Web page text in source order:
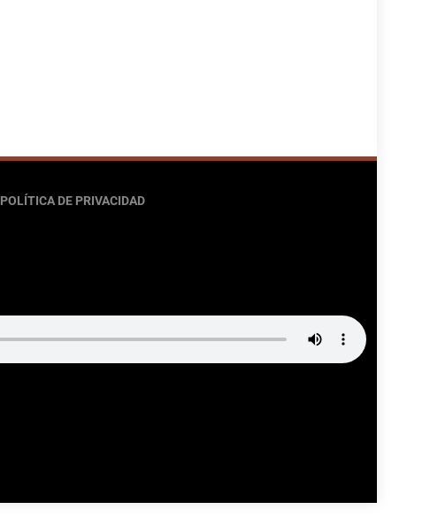
POLÍTICA DE PRIVACIDAD